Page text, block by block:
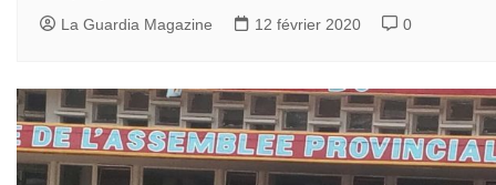
La Guardia Magazine 12 février 2020 0